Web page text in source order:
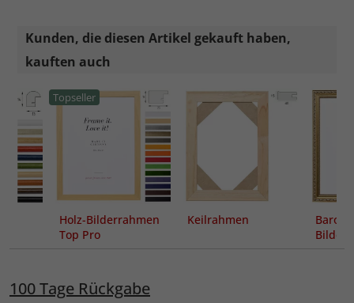
Kunden, die diesen Artikel gekauft haben,
kauften auch
Topseller
Holz-Bilderrahmen
Top Pro
Keilrahmen
100 Tage Rückgabe